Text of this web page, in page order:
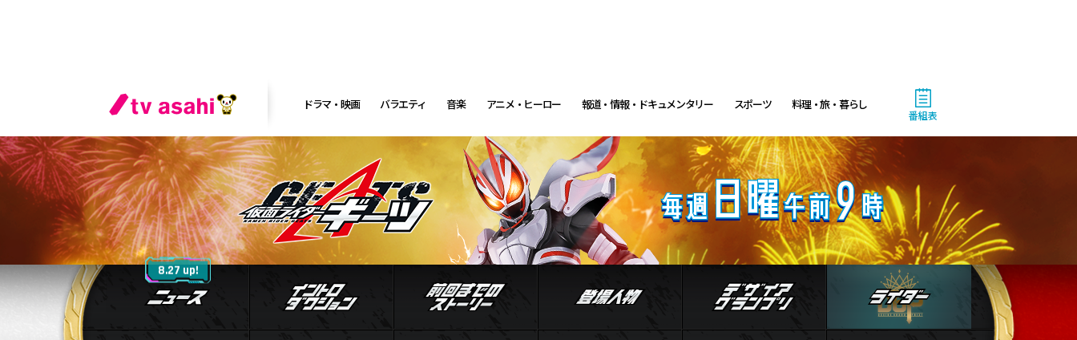
ドラマ・映画 バラエティ 音楽 アニメ・ヒーロー 報道・情報・ドキュメンタリー スポーツ 料理・旅・暮らし
番組表
ニュース
8.27 up! イントロダクション 前回までのストーリー登場人物 デザイアグランプリ ライダー
ベルト&バックル ジャマト スタッフ・主題歌 キャストブログ データ放送
あさ 4:00